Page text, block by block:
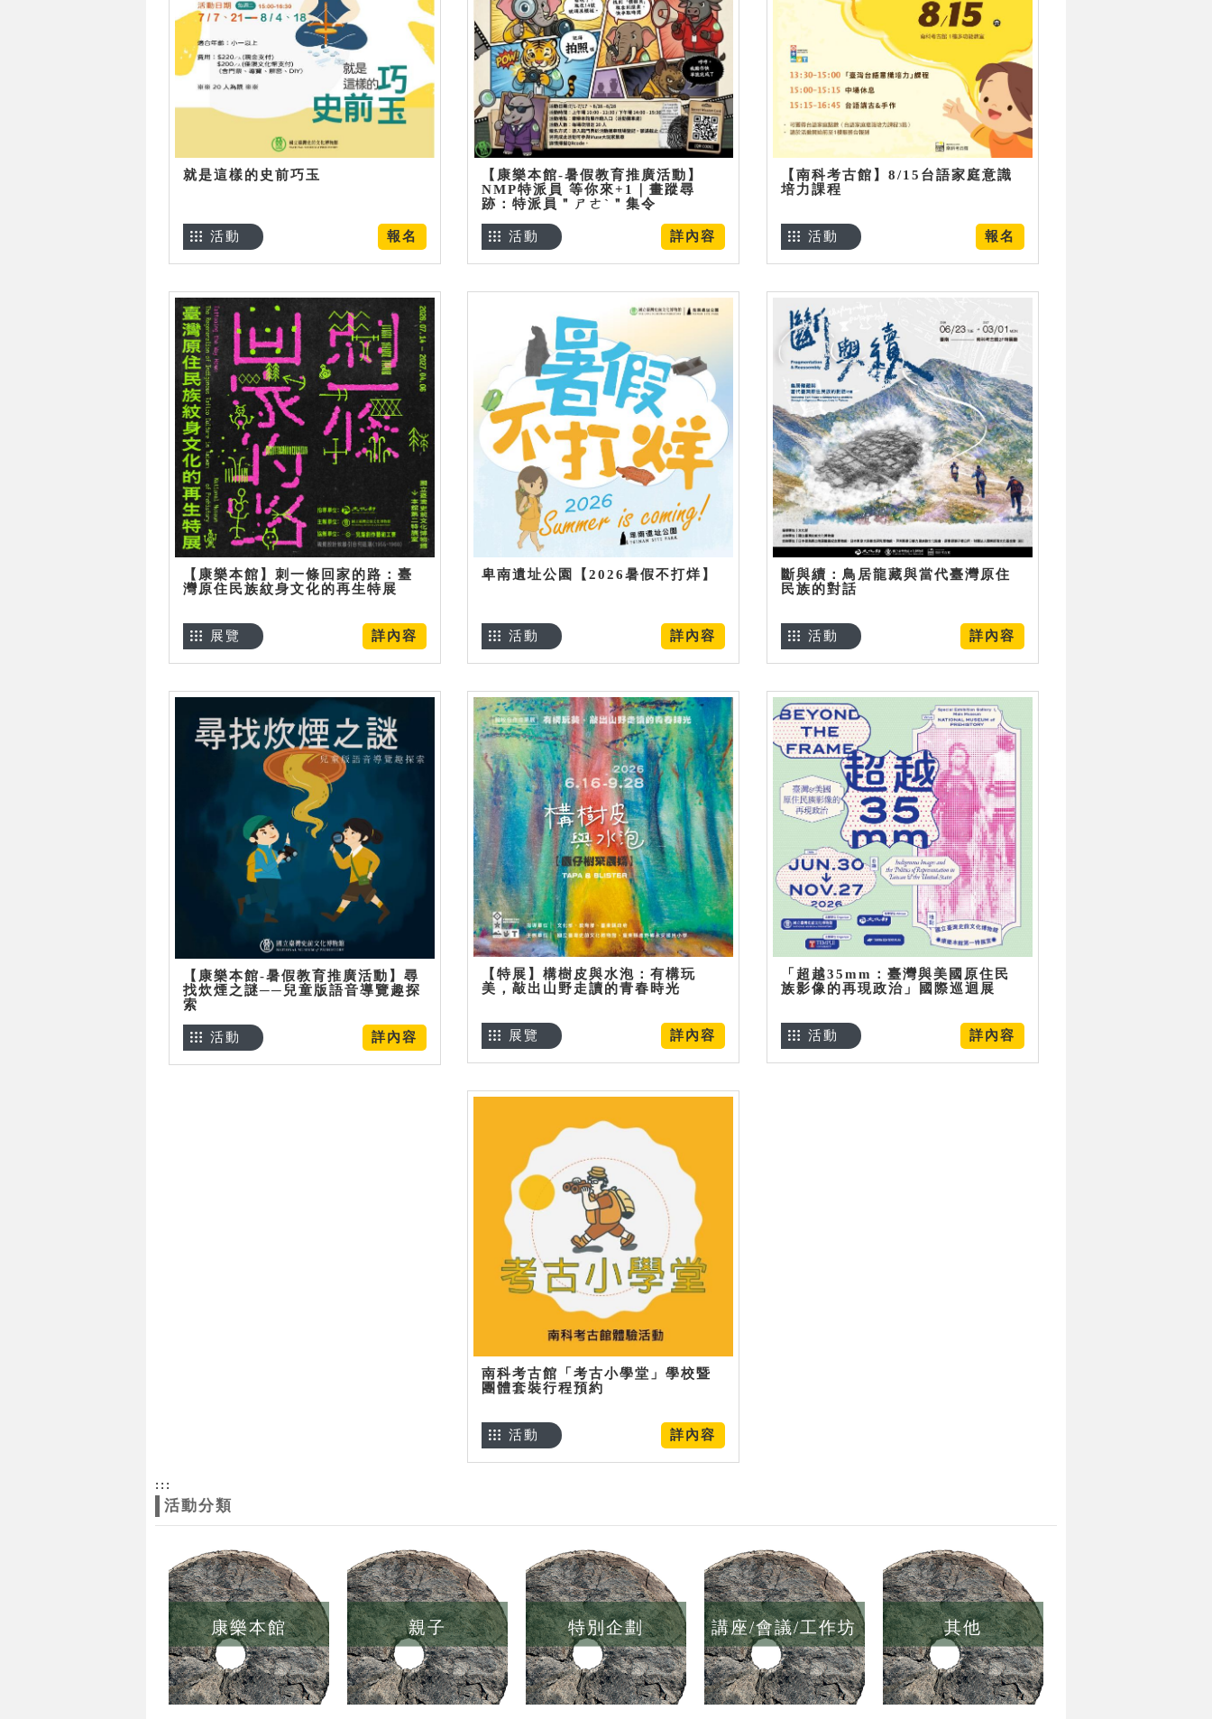
就是這樣的史前巧玉
報名
活動
【康樂本館-暑假教育推廣活動】
NMP特派員 等你來+1｜畫蹤尋
跡：特派員＂ㄕㄜˋ＂集令
詳內容
活動
【南科考古館】8/15台語家庭意識
培力課程
報名
活動
【康樂本館】刺一條回家的路：臺
灣原住民族紋身文化的再生特展
詳內容
展覽
卑南遺址公園【2026暑假不打烊】
詳內容
活動
斷與續：鳥居龍藏與當代臺灣原住
民族的對話
詳內容
活動
【康樂本館-暑假教育推廣活動】尋
找炊煙之謎──兒童版語音導覽趣探
索
詳內容
活動
【特展】構樹皮與水泡：有構玩
美，敲出山野走讀的青春時光
詳內容
展覽
「超越35mm：臺灣與美國原住民
族影像的再現政治」國際巡迴展
詳內容
活動
南科考古館「考古小學堂」學校暨
團體套裝行程預約
詳內容
活動
:::
活動分類
康樂本館 親子 特別企劃 講座/會議/工作坊 其他